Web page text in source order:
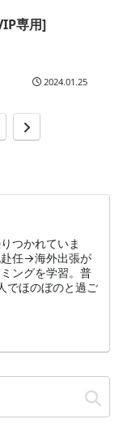
専用]
2024.01.25
つかれていま
任→海外出張が
ングを学習。普
でほのぼのと過ご